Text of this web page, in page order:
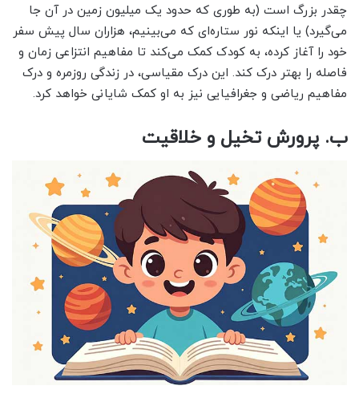
چقدر بزرگ است (به طوری که حدود یک میلیون زمین در آن جا
می‌گیرد) یا اینکه نور ستاره‌ای که می‌بینیم، هزاران سال پیش سفر
خود را آغاز کرده، به کودک کمک می‌کند تا مفاهیم انتزاعی زمان و
فاصله را بهتر درک کند. این درک مقیاسی، در زندگی روزمره و درک
مفاهیم ریاضی و جغرافیایی نیز به او کمک شایانی خواهد کرد.
ب. پرورش تخیل و خلاقیت